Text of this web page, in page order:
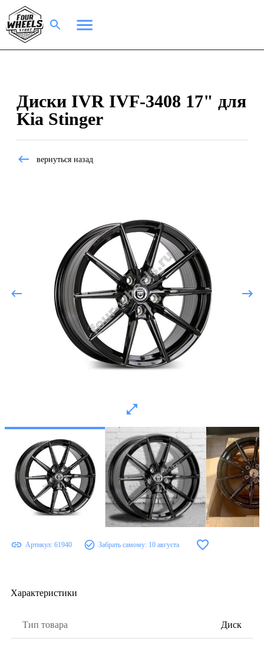
Диски IVR IVF-3408 17" для
Kia Stinger
вернуться назад
Артикул: 61940 Забрать самому: 10 августа
Характеристики
Тип товара Диск